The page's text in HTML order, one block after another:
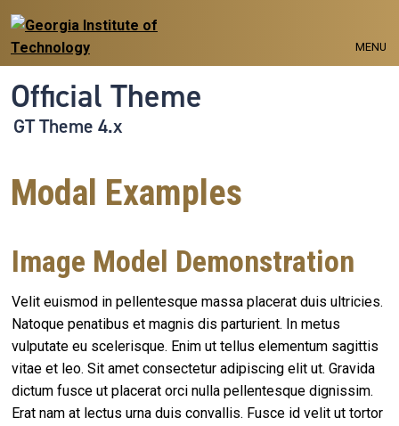
Skip to main navigation
Skip to main content
MENU
Official Theme
GT Theme 4.x
Modal Examples
Image Model Demonstration
Velit euismod in pellentesque massa placerat duis ultricies.
Natoque penatibus et magnis dis parturient. In metus
vulputate eu scelerisque. Enim ut tellus elementum sagittis
vitae et leo. Sit amet consectetur adipiscing elit ut. Gravida
dictum fusce ut placerat orci nulla pellentesque dignissim.
Erat nam at lectus urna duis convallis. Fusce id velit ut tortor